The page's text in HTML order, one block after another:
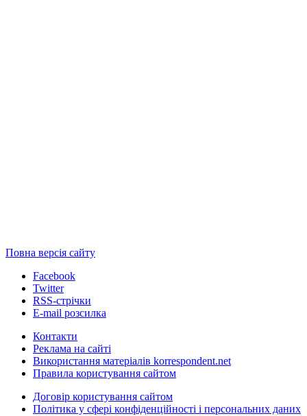
Повна версія сайту
Facebook
Twitter
RSS-стрічки
E-mail розсилка
Контакти
Реклама на сайті
Використання матеріалів korrespondent.net
Правила користування сайтом
Договір користування сайтом
Політика у сфері конфіденційності і персональних даних